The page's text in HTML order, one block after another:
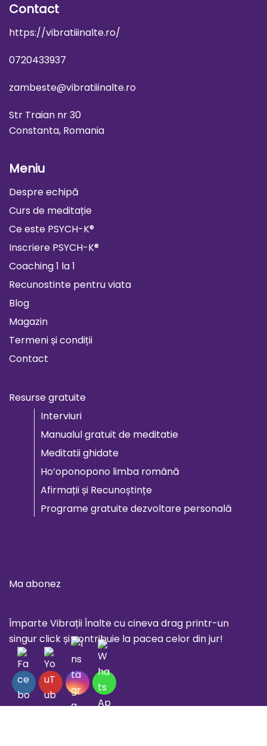
Contact
https://vibratiiinalte.ro/
0720433937
zambeste@vibratiiinalte.ro
Str Traian nr 30
Constanta, Romania
Meniu
Despre echipă
Curs de meditație
Ce este PSYCH-K®
Inscriere PSYCH-K®
Coaching 1 la 1
Recunostinte pentru viata
Blog
Magazin
Termeni și condiții
Contact
Resurse gratuite
Interviuri
Manualul gratuit de meditatie
Meditatii ghidate
Ho’oponopono limba română
Afirmații și Recunoștințe
Programe gratuite dezvoltare personală
Ma abonez
Împarte Vibrații Înalte cu cineva drag printr-un
singur click și contribuie la pacea celor din jur!